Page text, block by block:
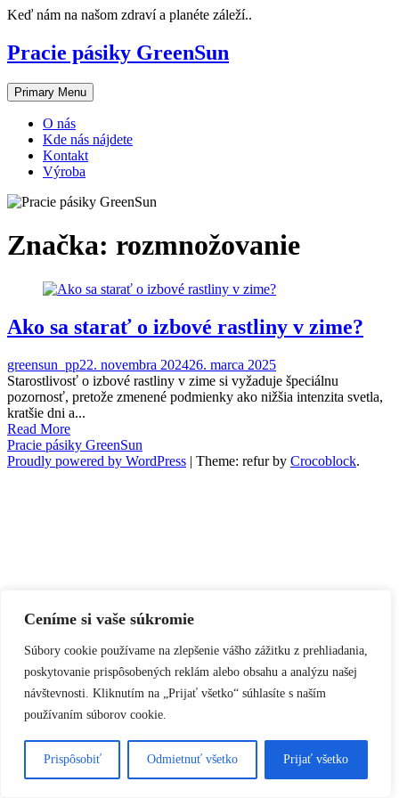
Ceníme si vaše súkromie
Súbory cookie používame na zlepšenie vášho zážitku z prehliadania,
poskytovanie prispôsobených reklám alebo obsahu a analýzu našej
návštevnosti. Kliknutím na „Prijať všetko“ súhlasíte s naším
používaním súborov cookie.
Prispôsobiť Odmietnuť všetko Prijať všetko
Skip
content
Keď nám na našom zdraví a planéte záleží..
Pracie pásiky GreenSun
Primary Menu
O nás
Kde nás nájdete
Kontakt
Výroba
Značka: rozmnožovanie
Ako sa starať o izbové rastliny v zime?
greensun_pp22. novembra 202426. marca 2025
Starostlivosť o izbové rastliny v zime si vyžaduje špeciálnu
pozornosť, pretože zmenené podmienky ako nižšia intenzita svetla,
kratšie dni a...
Read More
Pracie pásiky GreenSun
Proudly powered by WordPress | Theme: refur by Crocoblock.